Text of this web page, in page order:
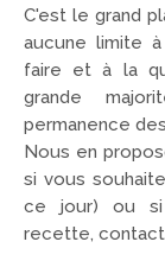
C'est le grand
aucune limite
faire et à la
grande
permanence
Nous en
si vous
ce jour) ou si
recette,